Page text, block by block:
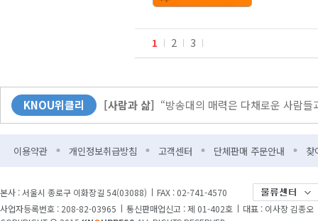
1 2 3
KNOU위클리
[사람과 삶] “방송대의 매력은 다채로운 사람들
[교양]자유와 민권 그리고 조선을 둘러싼 1880
이용약관 개인정보취급방침 고객센터 단체판매 주문안내 찾
본사 : 서울시 종로구 이화장길 54(03088)
FAX : 02-741-4570
사업자등록번호 : 208-82-03965
통신판매업신고 : 제 01-402호
대표 : 이사장 김종오